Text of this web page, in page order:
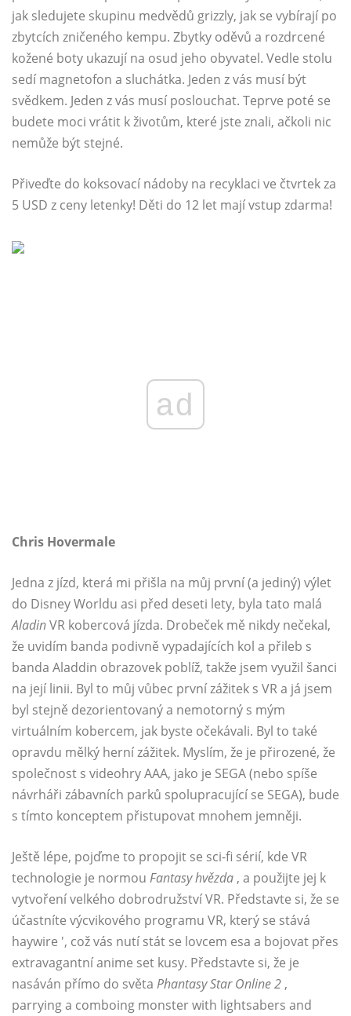
jak sledujete skupinu medvědů grizzly, jak se vybírají po
zbytcích zničeného kempu. Zbytky oděvů a rozdrcené
kožené boty ukazují na osud jeho obyvatel. Vedle stolu
sedí magnetofon a sluchátka. Jeden z vás musí být
svědkem. Jeden z vás musí poslouchat. Teprve poté se
budete moci vrátit k životům, které jste znali, ačkoli nic
nemůže být stejné.
Přiveďte do koksovací nádoby na recyklaci ve čtvrtek za
5 USD z ceny letenky! Děti do 12 let mají vstup zdarma!
ad
Chris Hovermale
Jedna z jízd, která mi přišla na můj první (a jediný) výlet
do Disney Worldu asi před deseti lety, byla tato malá
AladinVR kobercová jízda. Drobeček mě nikdy nečekal,
že uvidím banda podivně vypadajících kol a přileb s
banda Aladdin obrazovek poblíž, takže jsem využil šanci
na její linii. Byl to můj vůbec první zážitek s VR a já jsem
byl stejně dezorientovaný a nemotorný s mým
virtuálním kobercem, jak byste očekávali. Byl to také
opravdu mělký herní zážitek. Myslím, že je přirozené, že
společnost s videohry AAA, jako je SEGA (nebo spíše
návrháři zábavních parků spolupracující se SEGA), bude
s tímto konceptem přistupovat mnohem jemněji.
Ještě lépe, pojďme to propojit se sci-fi sérií, kde VR
technologie je normou Fantasy hvězda , a použijte jej k
vytvoření velkého dobrodružství VR. Představte si, že se
účastníte výcvikového programu VR, který se stává
haywire ', což vás nutí stát se lovcem esa a bojovat přes
extravagantní anime set kusy. Představte si, že je
nasáván přímo do světa Phantasy Star Online 2 ,
parrying a comboing monster with lightsabers and